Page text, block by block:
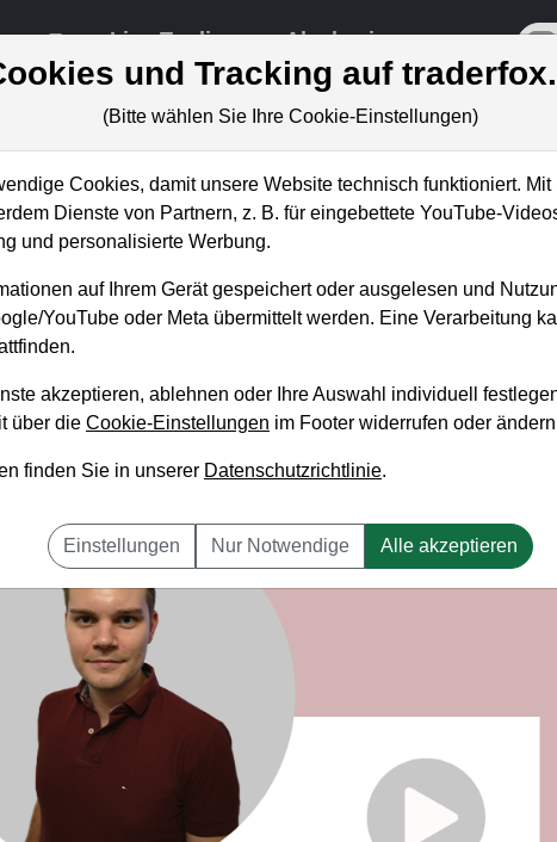
Live-Trading Akademie
wie Warren
und Tracking auf
(Bitte wählen Sie Ihre Cookie-Einstellungen)
Cookies, damit unsere Website technisch funktioniert.
Dienste von Partnern, z. B. für eingebettete YouTube-
und personalisierte Werbung.
auf Ihrem Gerät gespeichert oder ausgelesen und
YouTube oder Meta übermittelt werden. Eine Verarbeitung
akzeptieren, ablehnen oder Ihre Auswahl individuell
über die Cookie-Einstellungen im Footer widerrufen oder
finden Sie in unserer Datenschutzrichtlinie.
Einstellungen Nur Notwendige Alle akzeptieren